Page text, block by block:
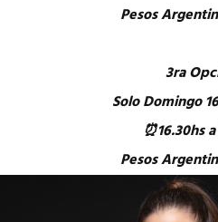
Pesos
3ra
Solo Domingo
⏰16.30hs
Pesos